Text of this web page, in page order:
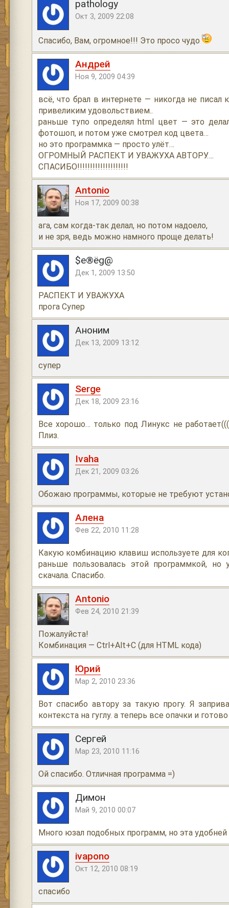
pathology
Окт 3, 2009 22:08
Спасибо, Вам, огромное!!! Это просо чудо
Андрей
Ноя 9, 2009 04:39
всё, что брал в интернете — никогда не писал
привеликим удовольствием..
раньше тупо определял html цвет — это
фотошоп, и потом уже смотрел код цвета…
но это программка — просто улёт…
ОГРОМНЫЙ РАСПЕКТ И УВАЖУХА АВТОРУ….
СПАСИБО!!!!!!!!!!!!!!!!!!!!
Antonio
Ноя 17, 2009 00:38
ага, сам когда-так делал, но потом надоело,
и не зря, ведь можно намного проще делать!
$e®ёg@
Дек 1, 2009 13:50
РАСПЕКТ И УВАЖУХА
прога Супер
Аноним
Дек 13, 2009 13:12
супер
Serge
Дек 18, 2009 23:16
Все хорошо… только под Линукс не
Плиз.
Ivaha
Дек 21, 2009 03:26
Обожаю программы, которые не требуют
Алена
Фев 22, 2010 11:28
Какую комбинацию клавиш используете для
раньше пользовалась этой программкой,
скачала. Спасибо.
Antonio
Фев 24, 2010 21:39
Пожалуйста!
Комбинация — Ctrl+Alt+C (для HTML кода)
Юрий
Мар 2, 2010 23:36
Вот спасибо автору за такую прогу. Я
контекста на гуглу. а теперь все опачки и готово
Сергей
Мар 23, 2010 11:16
Ой спасибо. Отличная программа =)
Димон
Май 9, 2010 00:07
Много юзал подобных программ, но эта удобней
ivapono
Окт 12, 2010 08:19
спасибо